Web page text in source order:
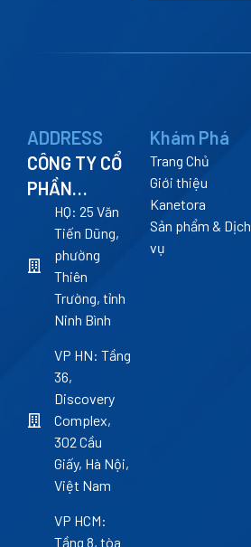
ADDRESS
CÔNG TY CỔ
PHẦN
KANETORA
HQ: 25 Văn
Tiến Dũng,
phường
Thiên
Trường, tỉnh
Ninh Bình
VP HN: Tầng
36,
Discovery
Complex,
302 Cầu
Giấy, Hà Nội,
Việt Nam
VP HCM:
Tầng 8, tòa
Khám Phá
Trang Chủ
Giới thiệu
Kanetora
Sản phẩm & Dịch
vụ